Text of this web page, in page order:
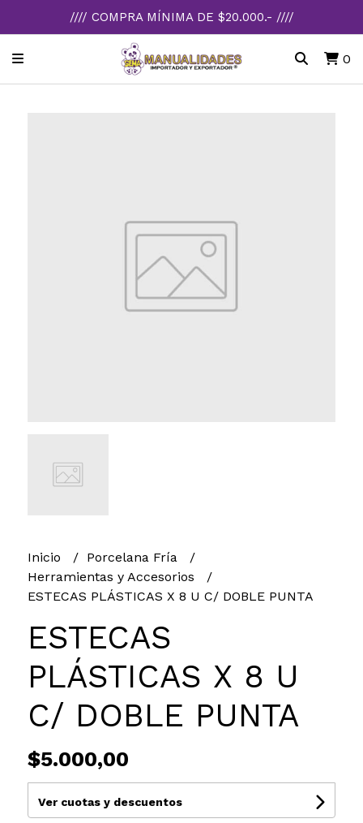
//// COMPRA MÍNIMA DE $20.000.- ////
0
Inicio
Porcelana Fría
Herramientas y Accesorios
ESTECAS PLÁSTICAS X 8 U C/ DOBLE PUNTA
ESTECAS
PLÁSTICAS X 8 U
C/ DOBLE PUNTA
$5.000,00
Ver cuotas y descuentos